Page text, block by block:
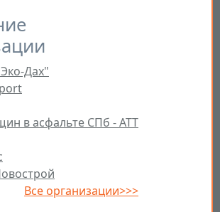
Дах"
в асфальте СПб - ATT
Все организации>>>